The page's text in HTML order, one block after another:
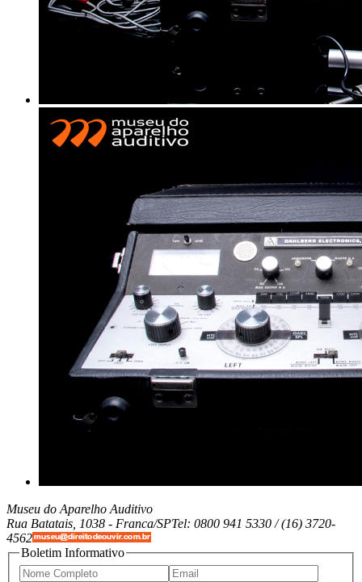
Museu do Aparelho Auditivo
Rua Batatais, 1038 - Franca/SPTel: 0800 941 5330 / (16) 3720-
4562
Boletim Informativo